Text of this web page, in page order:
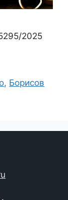
2025
, Борисов